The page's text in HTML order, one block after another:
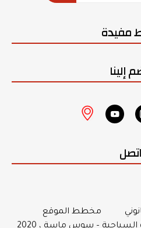
مفيدة
إلينا
اتصل
مخطط الموقع
– سوس ماسة ، 2020